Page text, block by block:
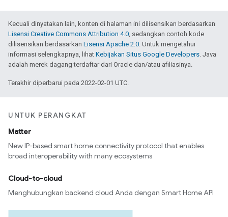
Kecuali dinyatakan lain, konten di halaman ini dilisensikan berdasarkan
Lisensi Creative Commons Attribution 4.0, sedangkan contoh kode
dilisensikan berdasarkan Lisensi Apache 2.0. Untuk mengetahui
informasi selengkapnya, lihat Kebijakan Situs Google Developers. Java
adalah merek dagang terdaftar dari Oracle dan/atau afiliasinya.
Terakhir diperbarui pada 2022-02-01 UTC.
UNTUK PERANGKAT
Matter
New IP-based smart home connectivity protocol that enables
broad interoperability with many ecosystems
Cloud-to-cloud
Menghubungkan backend cloud Anda dengan Smart Home API